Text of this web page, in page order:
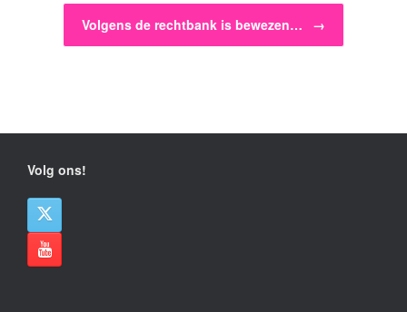
Volgens de rechtbank is bewezen… →
Volg ons!